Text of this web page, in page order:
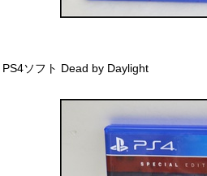
PS4ソフト Dead by Daylight